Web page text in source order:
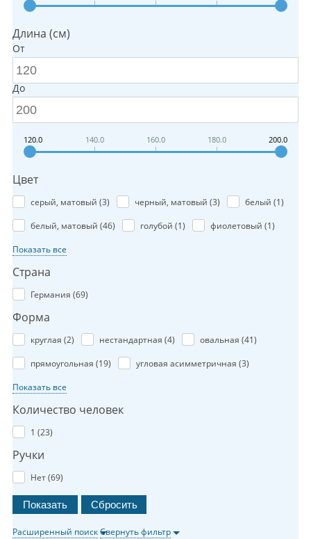
Длина (см)
От
До
120.0 140.0 160.0 180.0 200.0
Цвет
серый, матовый (3) черный, матовый (3) белый (1)
белый, матовый (46) голубой (1) фиолетовый (1)
Показать все
Страна
Германия (69)
Форма
круглая (2) нестандартная (4) овальная (41)
прямоугольная (19) угловая асимметричная (3)
Показать все
Количество человек
1 (23)
Ручки
Нет (69)
Расширенный поискСвернуть фильтр